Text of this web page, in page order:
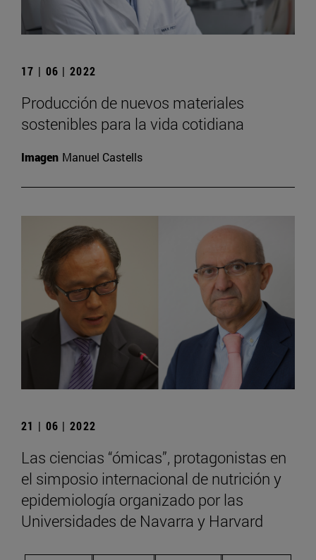
17 | 06 | 2022
Producción de nuevos materiales
sostenibles para la vida cotidiana
Imagen Manuel Castells
21 | 06 | 2022
Las ciencias “ómicas”, protagonistas en
el simposio internacional de nutrición y
epidemiología organizado por las
Universidades de Navarra y Harvard